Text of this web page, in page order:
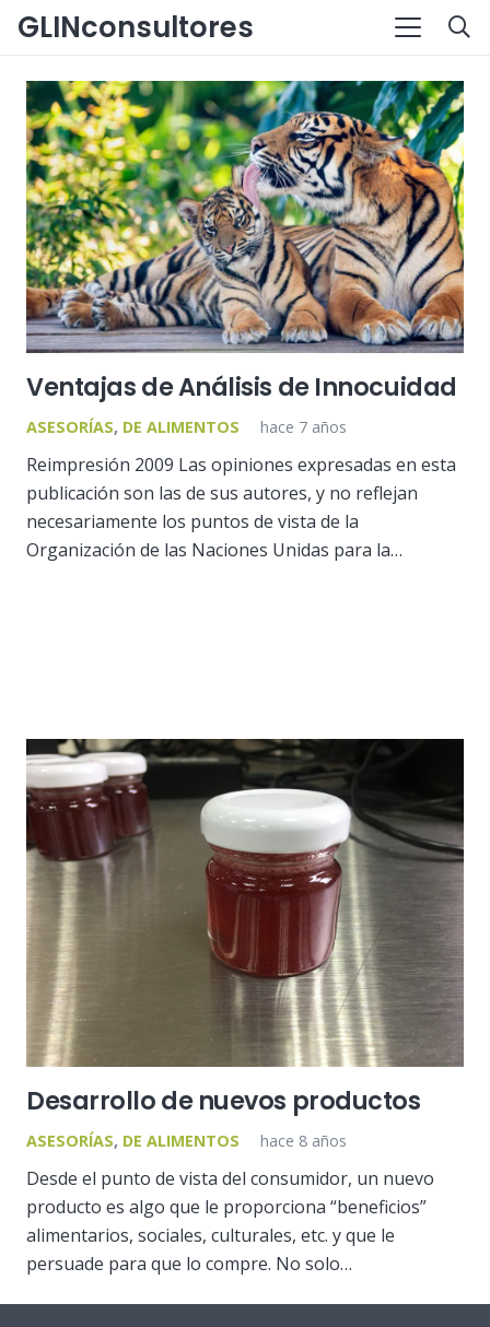
GLINconsultores
Ventajas de Análisis de Innocuidad
ASESORÍAS, DE ALIMENTOS hace 7 años
Reimpresión 2009 Las opiniones expresadas en esta
publicación son las de sus autores, y no reflejan
necesariamente los puntos de vista de la
Organización de las Naciones Unidas para la…
Desarrollo de nuevos productos
ASESORÍAS, DE ALIMENTOS hace 8 años
Desde el punto de vista del consumidor, un nuevo
producto es algo que le proporciona “beneficios”
alimentarios, sociales, culturales, etc. y que le
persuade para que lo compre. No solo…